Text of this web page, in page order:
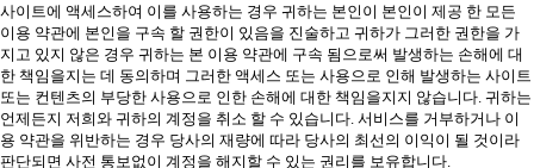
사이트에 액세스하여 이를 사용하는 경우 귀하는 본인이 본인이 제공 한 모든
이용 약관에 본인을 구속 할 권한이 있음을 진술하고 귀하가 그러한 권한을 가
지고 있지 않은 경우 귀하는 본 이용 약관에 구속 됨으로써 발생하는 손해에 대
한 책임을지는 데 동의하며 그러한 액세스 또는 사용으로 인해 발생하는 사이트
또는 컨텐츠의 부당한 사용으로 인한 손해에 대한 책임을지지 않습니다. 귀하는
언제든지 저희와 귀하의 계정을 취소 할 수 있습니다. 서비스를 거부하거나 이
용 약관을 위반하는 경우 당사의 재량에 따라 당사의 최선의 이익이 될 것이라
판단되면 사전 통보없이 계정을 해지할 수 있는 권리를 보유합니다.